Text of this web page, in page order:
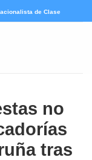
de Clase
no
tras